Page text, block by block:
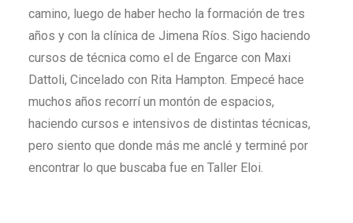
camino, luego de haber hecho la formación de tres
años y con la clínica de Jimena Ríos. Sigo haciendo
cursos de técnica como el de Engarce con Maxi
Dattoli, Cincelado con Rita Hampton. Empecé hace
muchos años recorrí un montón de espacios,
haciendo cursos e intensivos de distintas técnicas,
pero siento que donde más me anclé y terminé por
encontrar lo que buscaba fue en Taller Eloi.